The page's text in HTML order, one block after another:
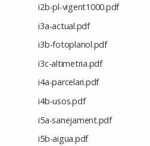
i2b-pl-vigent1000.pdf
i3a-actual.pdf
i3b-fotoplanol.pdf
i3c-altimetria.pdf
i4a-parcelari.pdf
i4b-usos.pdf
i5a-sanejament.pdf
i5b-aigua.pdf